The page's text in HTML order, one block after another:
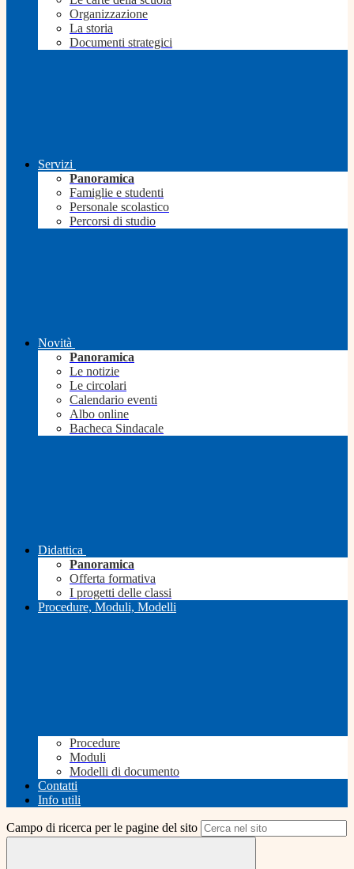
Organizzazione
La storia
Documenti strategici
Servizi
Panoramica
Famiglie e studenti
Personale scolastico
Percorsi di studio
Novità
Panoramica
Le notizie
Le circolari
Calendario eventi
Albo online
Bacheca Sindacale
Didattica
Panoramica
Offerta formativa
I progetti delle classi
Procedure, Moduli, Modelli
Procedure
Moduli
Modelli di documento
Contatti
Info utili
Campo di ricerca per le pagine del sito